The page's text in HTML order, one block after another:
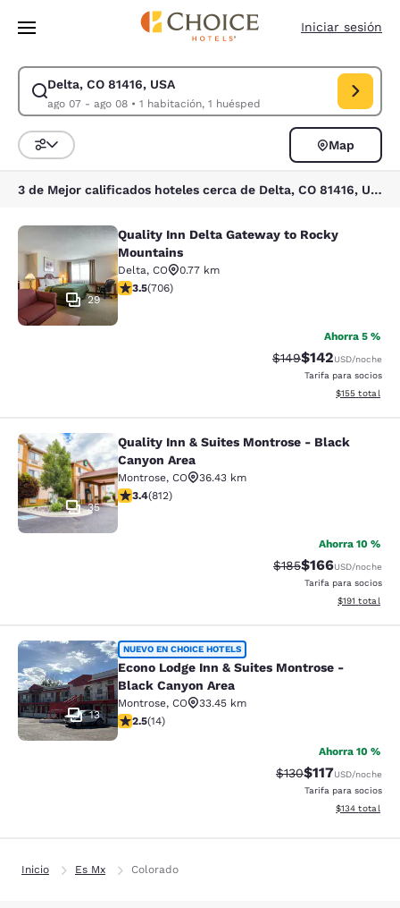
Pasar A Contenido Principal
Iniciar sesión
Delta, CO 81416, USA
ago 07 - ago 08• 1 habitación, 1 huésped
Modificar la búsqueda de Delta, CO 81416, USA. Fecha de check-in
Ordenar y filtrar
Map
3 de Mejor calificados hoteles cerca de Delta, CO 81416, USA
Quality Inn Delta Gateway to
29
Quality Inn Delta Gateway to Rocky
Mountains
Delta, CO
0.77 km
calificación de 3.46 estrellas. Bueno. 706 reseñas
3.5(706)
Ahorra 5 %
Precio tachado:
$149Precio con
$142USD/noche
Tarifa para socios
Ver detalles
$155 total
Quality Inn & Suites Montrose -
35
Quality Inn & Suites Montrose - Black
Canyon Area
Montrose, CO
36.43 km
calificación de 3.4 estrellas. Bueno. 812 reseñas
3.4(812)
Ahorra 10 %
Precio tachado:
$185Precio con
$166USD/noche
Tarifa para socios
Ver detalles
$191 total
Econo Lodge Inn & Suites
13
NUEVO EN CHOICE HOTELS
Econo Lodge Inn & Suites Montrose -
Black Canyon Area
Montrose, CO
33.45 km
calificación de 2.5 estrellas. Feria. 14 reseñas
2.5(14)
Ahorra 10 %
Precio tachado:
$130Precio con
$117USD/noche
Tarifa para socios
Ver detalles
$134 total
Inicio Es Mx Colorado